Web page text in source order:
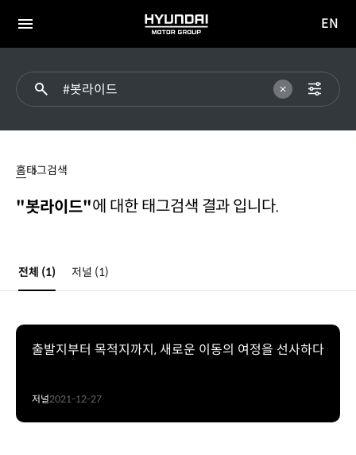
전체
HYUNDAI
MOTOR
이동
EN
홈태그검색
"봇라이드"에 대한 태그검색 결과 입니다.
전체 (1) 저널 (1)
출발지부터 목적지까지, 새로운 이동의 여정을 선사하다
저널2021-12-27